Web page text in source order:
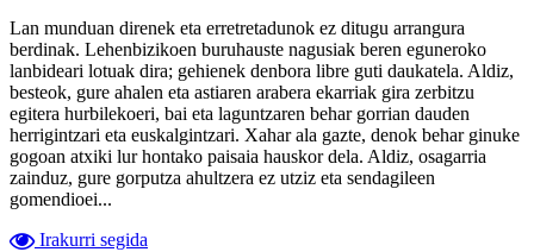
Lan munduan direnek eta erretretadunok ez ditugu arrangura
berdinak. Lehenbizikoen buruhauste nagusiak beren eguneroko
lanbideari lotuak dira; gehienek denbora libre guti daukatela. Aldiz,
besteok, gure ahalen eta astiaren arabera ekarriak gira zerbitzu
egitera hurbilekoeri, bai eta laguntzaren behar gorrian dauden
herrigintzari eta euskalgintzari. Xahar ala gazte, denok behar ginuke
gogoan atxiki lur hontako paisaia hauskor dela. Aldiz, osagarria
zainduz, gure gorputza ahultzera ez utziz eta sendagileen
gomendioei...
Irakurri segida